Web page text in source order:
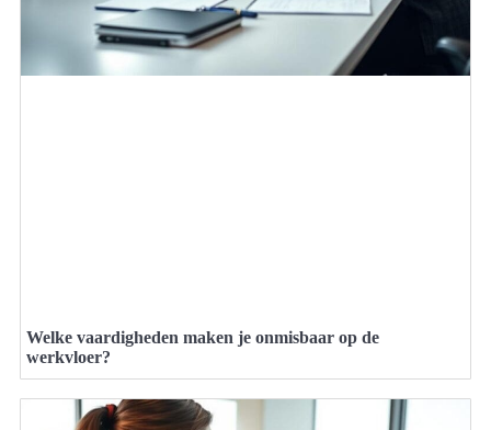
Welke vaardigheden maken je onmisbaar op de
werkvloer?